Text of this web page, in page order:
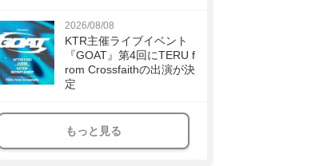
2026/08/08
KTR主催ライブイベント
『GOAT』第4回にTERU f
rom Crossfaithの出演が決
定
もっと見る